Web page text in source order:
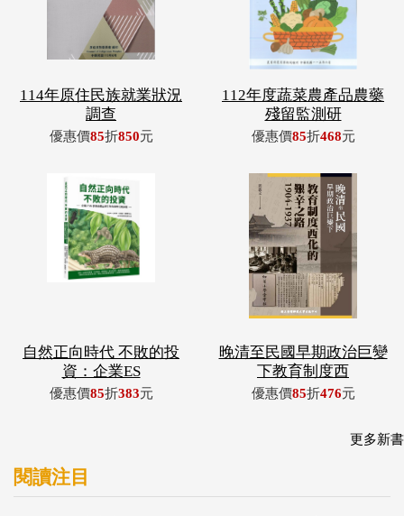
114年原住民族就業狀況
調查
優惠價85折850元
112年度蔬菜農產品農藥
殘留監測研
優惠價85折468元
自然正向時代 不敗的投
資：企業ES
優惠價85折383元
晚清至民國早期政治巨變
下教育制度西
優惠價85折476元
更多新書
閱讀注目